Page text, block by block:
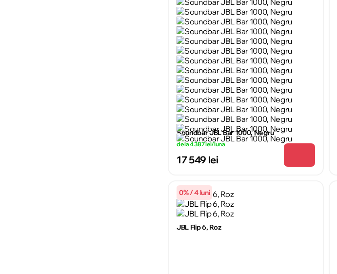
Soundbar JBL Bar 1000, Negru
de la 4 387 lei/luna
17 549 lei
0% / 4 luni
JBL Flip 6, Roz